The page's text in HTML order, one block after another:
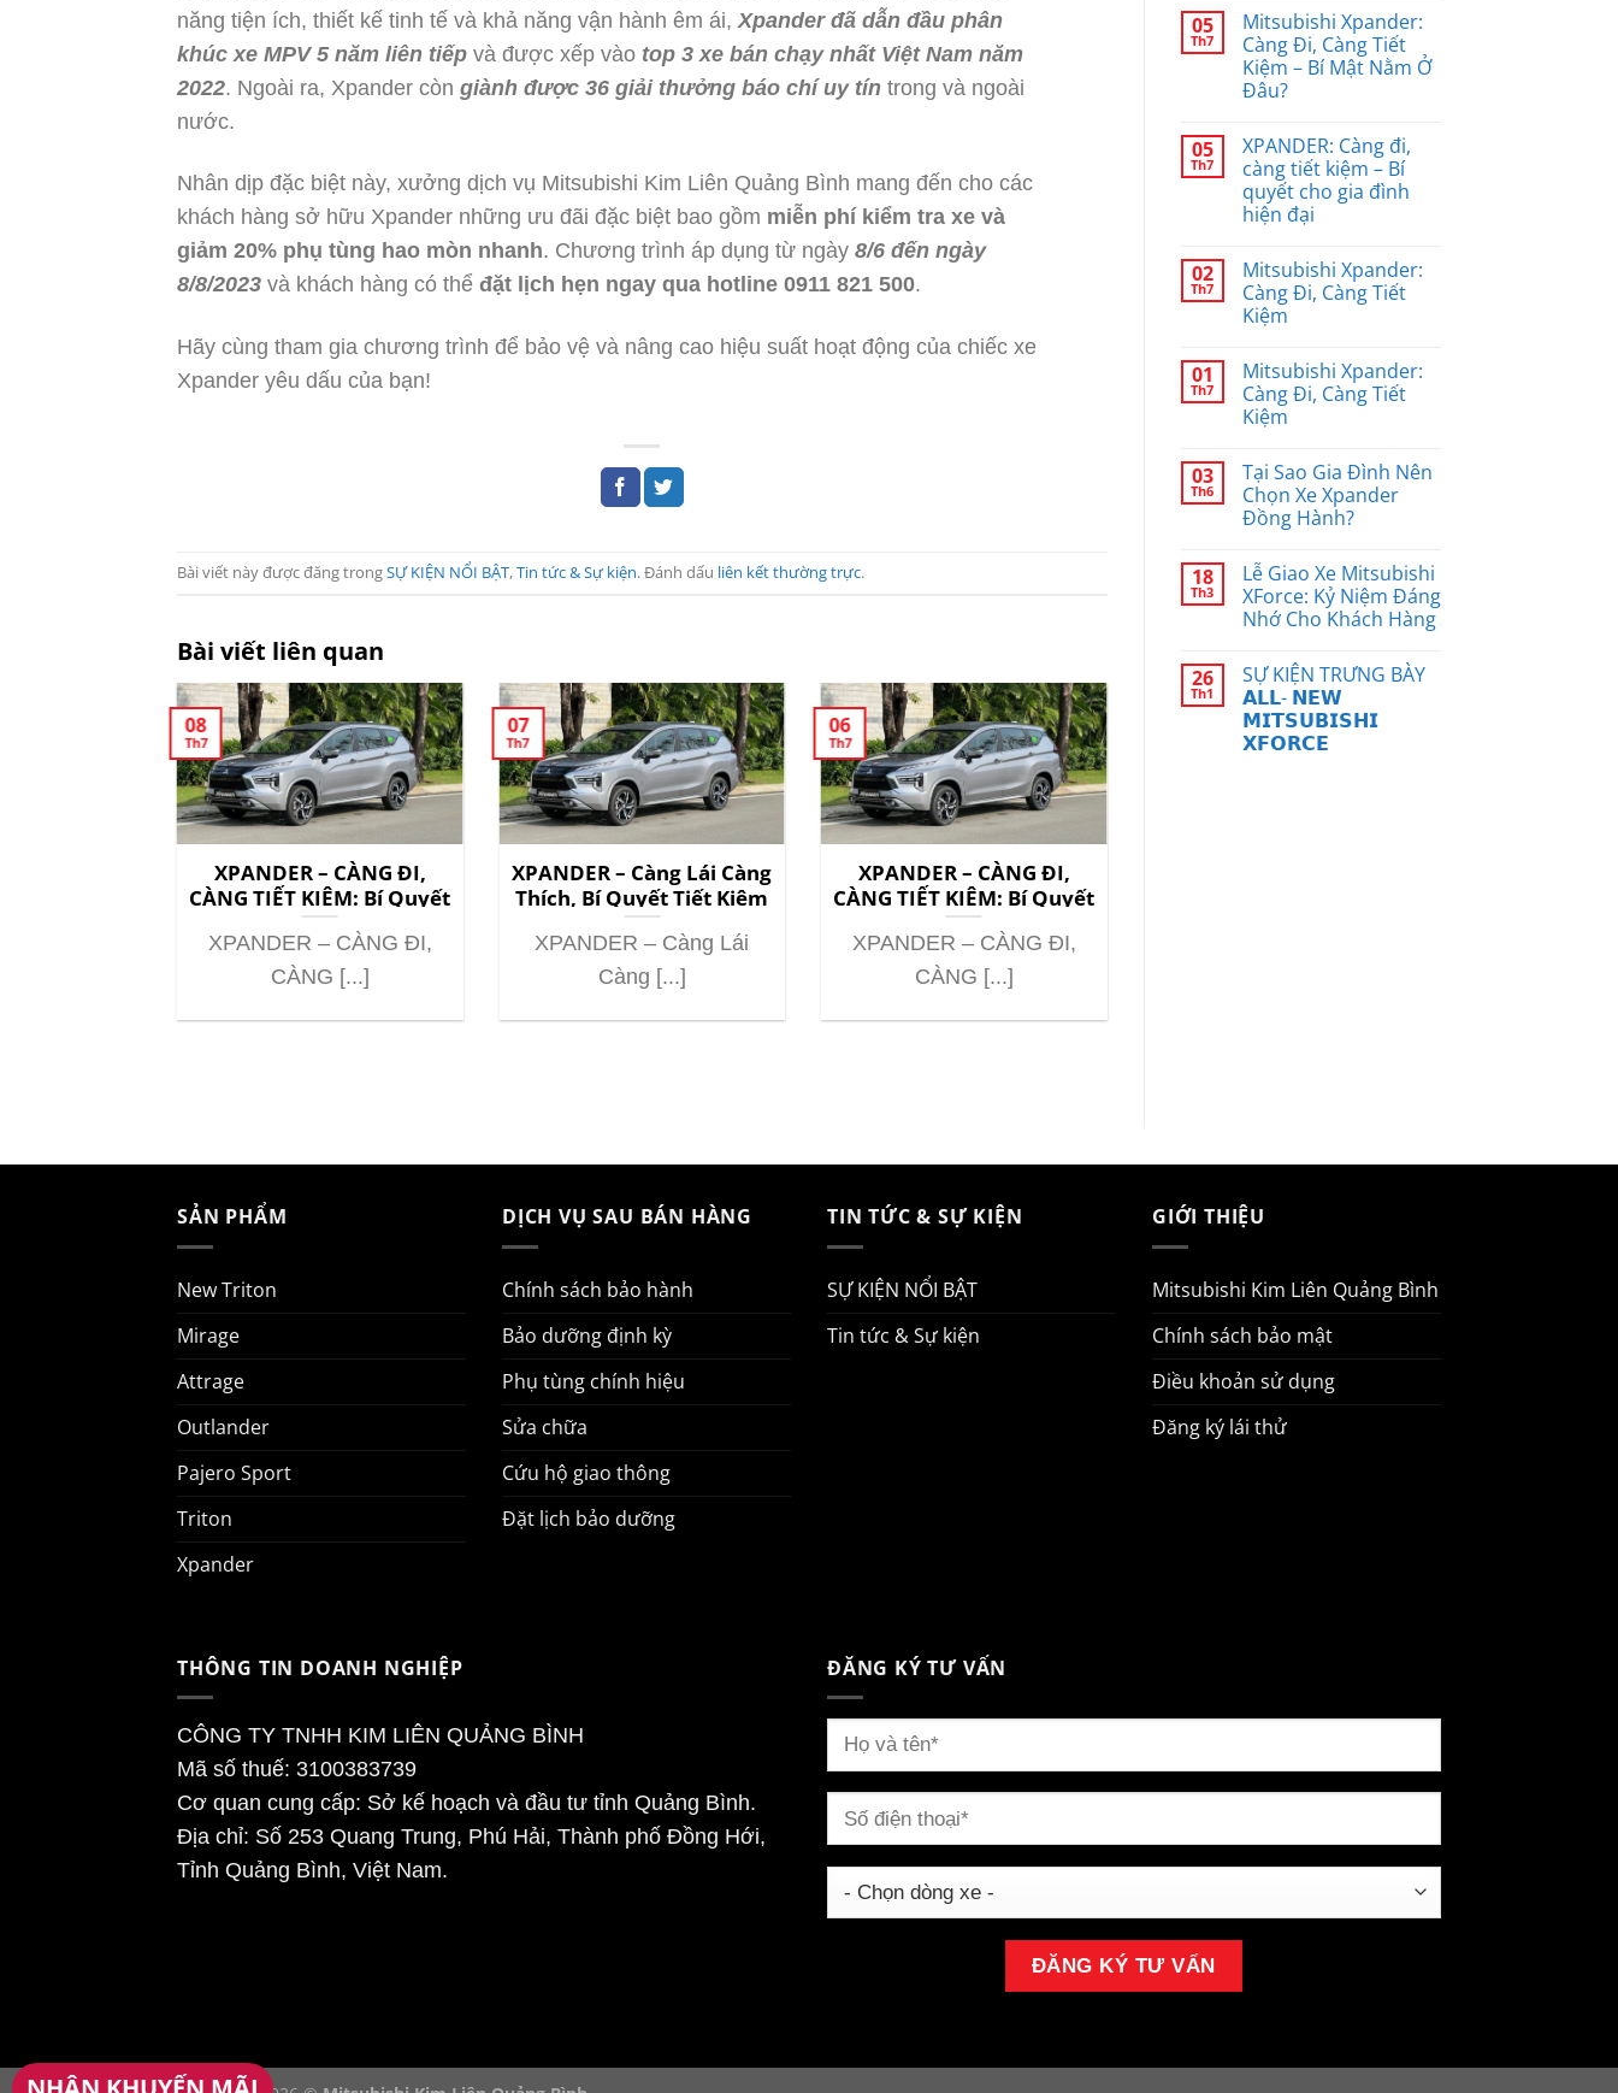
năng tiện ích, thiết kế tinh tế và khả năng vận hành êm ái, Xpander đã dẫn đầu phân
khúc xe MPV 5 năm liên tiếp và được xếp vào top 3 xe bán chạy nhất Việt Nam năm
2022. Ngoài ra, Xpander còn giành được 36 giải thưởng báo chí uy tín trong và ngoài
nước.
Nhân dịp đặc biệt này, xưởng dịch vụ Mitsubishi Kim Liên Quảng Bình mang đến cho các
khách hàng sở hữu Xpander những ưu đãi đặc biệt bao gồm miễn phí kiểm tra xe và
giảm 20% phụ tùng hao mòn nhanh. Chương trình áp dụng từ ngày 8/6 đến ngày
8/8/2023 và khách hàng có thể đặt lịch hẹn ngay qua hotline 0911 821 500.
Hãy cùng tham gia chương trình để bảo vệ và nâng cao hiệu suất hoạt động của chiếc xe
Xpander yêu dấu của bạn!
Bài viết này được đăng trongSỰ KIỆN NỔI BẬT,Tin tức & Sự kiện. Đánh dấu liên kết thường trực.
Bài viết liên quan
XPANDER – CÀNG ĐI,
CÀNG TIẾT KIỆM: Bí Quyết
Cho Gia Đình Hiện Đại
XPANDER – CÀNG ĐI,
CÀNG [...]
08
Th7
XPANDER – Càng Lái Càng
Thích, Bí Quyết Tiết Kiệm
Nhiên Liệu Bất Ngờ!
XPANDER – Càng Lái
Càng [...]
07
Th7
XPANDER – CÀNG ĐI,
CÀNG TIẾT KIỆM: Bí Quyết
Cho Gia Đình Hiện Đại
XPANDER – CÀNG ĐI,
CÀNG [...]
06
Th7
05
Th7
Mitsubishi Xpander:
Càng Đi, Càng Tiết
Kiệm – Bí Mật Nằm Ở
Đâu?
05
Th7
XPANDER: Càng đi,
càng tiết kiệm – Bí
quyết cho gia đình
hiện đại
02
Th7
Mitsubishi Xpander:
Càng Đi, Càng Tiết
Kiệm
01
Th7
Mitsubishi Xpander:
Càng Đi, Càng Tiết
Kiệm
03
Th6
Tại Sao Gia Đình Nên
Chọn Xe Xpander
Đồng Hành?
18
Th3
Lễ Giao Xe Mitsubishi
XForce: Kỷ Niệm Đáng
Nhớ Cho Khách Hàng
26
Th1
SỰ KIỆN TRƯNG BÀY
𝗔𝗟𝗟- 𝗡𝗘𝗪
𝗠𝗜𝗧𝗦𝗨𝗕𝗜𝗦𝗛𝗜
𝗫𝗙𝗢𝗥𝗖𝗘
SẢN PHẨM
New Triton
Mirage
Attrage
Outlander
Pajero Sport
Triton
Xpander
DỊCH VỤ SAU BÁN HÀNG
Chính sách bảo hành
Bảo dưỡng định kỳ
Phụ tùng chính hiệu
Sửa chữa
Cứu hộ giao thông
Đặt lịch bảo dưỡng
TIN TỨC & SỰ KIỆN
SỰ KIỆN NỔI BẬT
Tin tức & Sự kiện
GIỚI THIỆU
Mitsubishi Kim Liên Quảng Bình
Chính sách bảo mật
Điều khoản sử dụng
Đăng ký lái thử
THÔNG TIN DOANH NGHIỆP
CÔNG TY TNHH KIM LIÊN QUẢNG BÌNH
Mã số thuế: 3100383739
Cơ quan cung cấp: Sở kế hoạch và đầu tư tỉnh Quảng Bình.
Địa chỉ: Số 253 Quang Trung, Phú Hải, Thành phố Đồng Hới,
Tỉnh Quảng Bình, Việt Nam.
ĐĂNG KÝ TƯ VẤN